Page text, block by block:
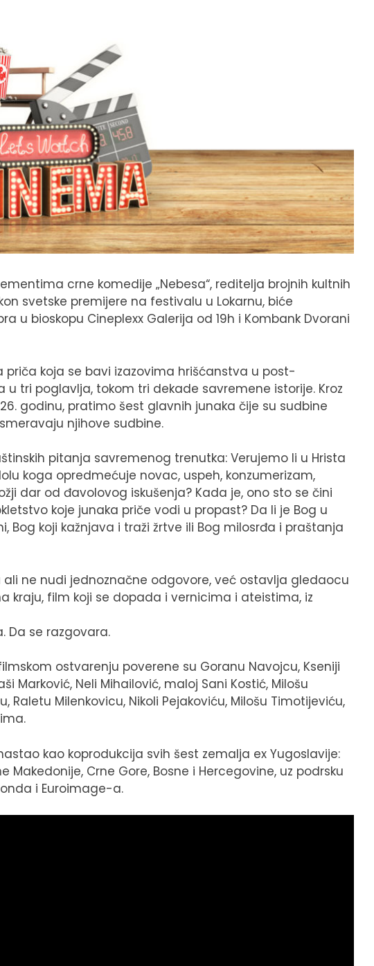
crne komedije „Nebesa“, reditelja brojnih kultnih
svetske premijere na festivalu u Lokarnu, biće
u bioskopu Cineplexx Galerija od 19h i Kombank Dvorani
priča koja se bavi izazovima hrišćanstva u post-
u tri poglavlja, tokom tri dekade savremene istorije. Kroz
godinu, pratimo šest glavnih junaka čije su sudbine
njihove sudbine.
pitanja savremenog trenutka: Verujemo li u Hrista
koga opredmećuje novac, uspeh, konzumerizam,
dar od đavolovog iskušenja? Kada je, ono sto se čini
koje junaka priče vodi u propast? Da li je Bog u
Bog koji kažnjava i traži žrtve ili Bog milosrđa i praštanja
ne nudi jednoznačne odgovore, već ostavlja gledaocu
kraju, film koji se dopada i vernicima i ateistima, iz
Da se razgovara.
ostvarenju poverene su Goranu Navojcu, Kseniji
Marković, Neli Mihailović, maloj Sani Kostić, Milošu
Raletu Milenkovicu, Nikoli Pejakoviću, Milošu Timotijeviću,
kao koprodukcija svih šest zemalja ex Yugoslavije:
Makedonije, Crne Gore, Bosne i Hercegovine, uz podrsku
i Euroimage-a.